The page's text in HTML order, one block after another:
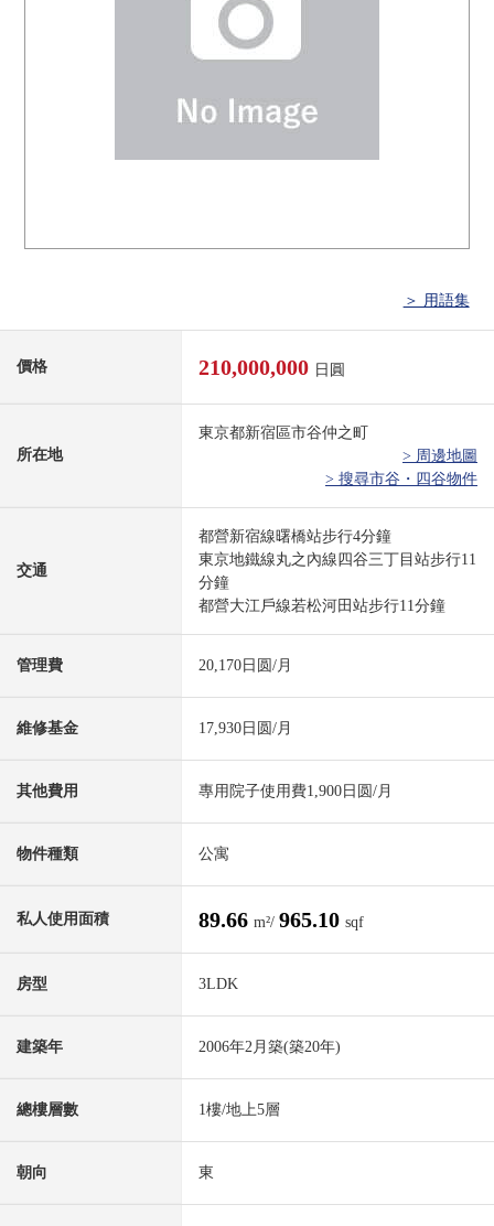
＞ 用語集
價格 210,000,000 日圓
所在地
東京都新宿區市谷仲之町
> 周邊地圖
> 搜尋市谷・四谷物件
交通
都營新宿線曙橋站步行4分鐘
東京地鐵線丸之內線四谷三丁目站步行11
分鐘
都營大江戶線若松河田站步行11分鐘
管理費 20,170日圆/月
維修基金 17,930日圆/月
其他費用 專用院子使用費1,900日圆/月
物件種類 公寓
私人使用面積 89.66 m²/ 965.10 sqf
房型 3LDK
建築年 2006年2月築(築20年)
總樓層數 1樓/地上5層
朝向 東